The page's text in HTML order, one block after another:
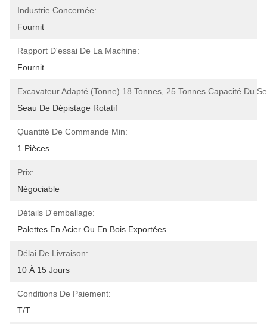
Industrie Concernée:
Fournit
Rapport D'essai De La Machine:
Fournit
Excavateur Adapté (tonne) 18 Tonnes, 25 Tonnes Capacité Du
Seau De Dépistage Rotatif
Quantité De Commande Min:
1 Pièces
Prix:
Négociable
Détails D'emballage:
Palettes En Acier Ou En Bois Exportées
Délai De Livraison:
10 À 15 Jours
Conditions De Paiement:
T/T